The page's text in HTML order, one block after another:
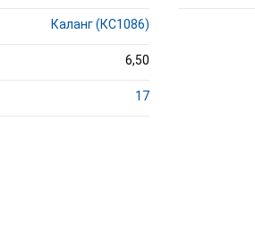
Каланг (КС1086)
6,50
17